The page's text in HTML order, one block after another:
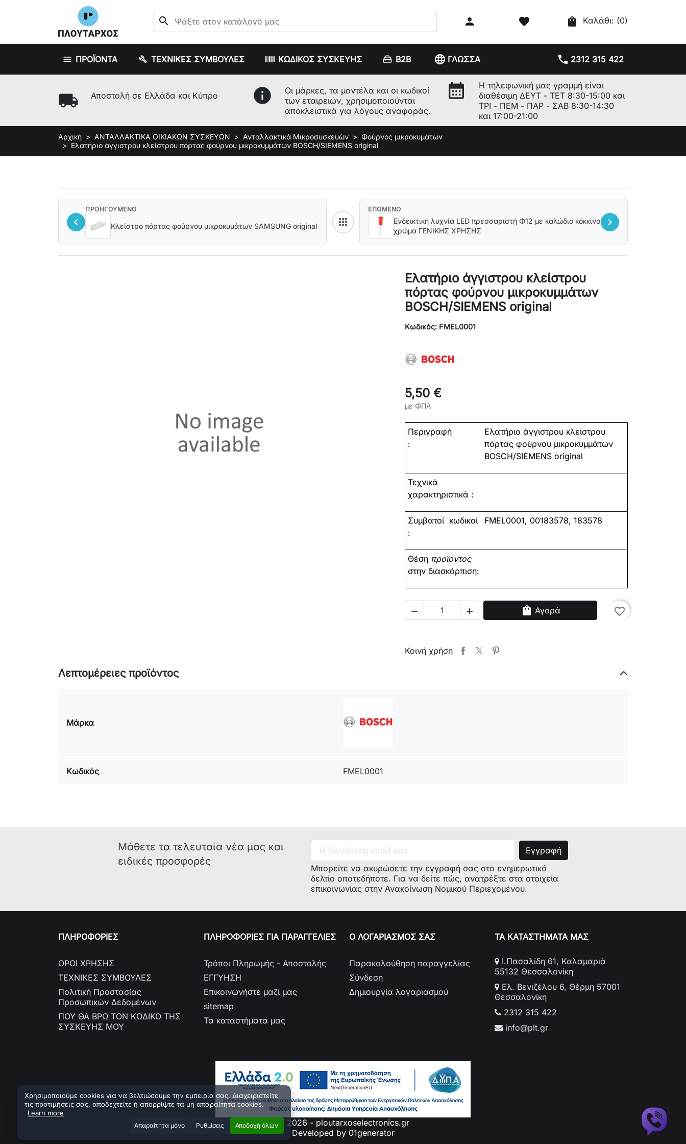
search  favorite shopping_bag Καλάθι: (0)
ΠΡΟΪΟΝΤΑ ΤΕΧΝΙΚΕΣ ΣΥΜΒΟΥΛΕΣ ΚΩΔΙΚΟΣ ΣΥΣΚΕΥΗΣ B2B phone 2312 315 422
language ΓΛΩΣΣΑ
local_shipping Αποστολή σε Ελλάδα και Κύπρο info
Οι μάρκες, τα μοντέλα και οι κωδικοί
των εταιρειών, χρησιμοποιούνται
αποκλειστικά για λόγους αναφοράς.
calendar_month
Η τηλεφωνική μας γραμμή είναι
διαθέσιμη ΔΕΥΤ - ΤΕΤ 8:30-15:00 και
ΤΡΙ - ΠΕΜ - ΠΑΡ - ΣΑΒ 8:30-14:30
και 17:00-21:00
Αρχική ΑΝΤΑΛΛΑΚΤΙΚΑ ΟΙΚΙΑΚΩΝ ΣΥΣΚΕΥΩΝ Ανταλλακτικά Μικροσυσκευών
Φούρνος μικροκυμάτων
Ελατήριο άγγιστρου κλείστρου πόρτας φούρνου μικροκυμμάτων BOSCH/SIEMENS original
chevron_left
ΠΡΟΗΓΟΥΜΕΝΟ
Κλείστρο πόρτας φούρνου μικροκυμάτων SAMSUNG original appsBack to category
ΕΠΟΜΕΝΟ
Ενδεικτική λυχνία LED πρεσσαριστή Φ12 με καλώδιο κόκκινο
χρώμα ΓΕΝΙΚΗΣ ΧΡΗΣΗΣ
chevron_right
Ελατήριο άγγιστρου κλείστρου
πόρτας φούρνου μικροκυμμάτων
BOSCH/SIEMENS original
Κωδικός: FMEL0001
5,50 €
με ΦΠΑ
Περιγραφή
:
Ελατήριο άγγιστρου κλείστρου
πόρτας φούρνου μικροκυμμάτων
BOSCH/SIEMENS original
Τεχνικά
χαρακτηριστικά :
Συμβατοί κωδικοί
:
FMEL0001, 00183578, 183578
Θέση προϊόντος
στην διασκόρπιση:
  shopping_bag Αγορά favorite_border
Κοινή χρήση
Λεπτομέρειες προϊόντος
Μάρκα
Κωδικός FMEL0001
Μάθετε τα τελευταία νέα μας και
ειδικές προσφορές
Μπορείτε να ακυρώσετε την εγγραφή σας στο ενημερωτικό
δελτίο οποτεδήποτε. Για να δείτε πώς, ανατρέξτε στα στοιχεία
επικοινωνίας στην Ανακοίνωση Νομικού Περιεχομένου.
ΠΛΗΡΟΦΟΡΙΕΣ
ΟΡΟΙ ΧΡΗΣΗΣ
ΤΕΧΝΙΚΕΣ ΣΥΜΒΟΥΛΕΣ
Πολιτική Προστασίας
Προσωπικών Δεδομένων
ΠΟΥ ΘΑ ΒΡΩ ΤΟΝ ΚΩΔΙΚΟ ΤΗΣ
ΣΥΣΚΕΥΗΣ ΜΟΥ
ΠΛΗΡΟΦΟΡΙΕΣ ΓΙΑ ΠΑΡΑΓΓΕΛΙΕΣ
Τρόποι Πληρωμής - Αποστολής
ΕΓΓΥΗΣΗ
Επικοινωνήστε μαζί μας
sitemap
Τα καταστήματα μας
Ο ΛΟΓΑΡΙΑΣΜΟΣ ΣΑΣ
Παρακολούθηση παραγγελίας
Σύνδεση
Δημιουργία λογαριασμού
ΤΑ ΚΑΤΑΣΤΗΜΑΤΑ ΜΑΣ
Ι.Πασαλίδη 61, Καλαμαριά
55132 Θεσσαλονίκη
Ελ. Βενιζέλου 6, Θέρμη 57001
Θεσσαλονίκη
2312 315 422
info@plt.gr
Χρησιμοποιούμε cookies για να βελτιώσουμε την εμπειρία σας. Διαχειριστείτε
τις προτιμήσεις σας, αποδεχτείτε ή απορρίψτε τα μη απαραίτητα cookies.
Learn more
Aπαραίτητα μόνο Ρυθμίσεις Αποδοχή όλων© 2026 - ploutarxoselectronics.gr
Developed by 01generator